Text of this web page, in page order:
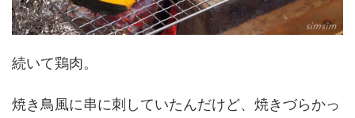
続いて鶏肉。
焼き鳥風に串に刺していたんだけど、焼きづらかっ